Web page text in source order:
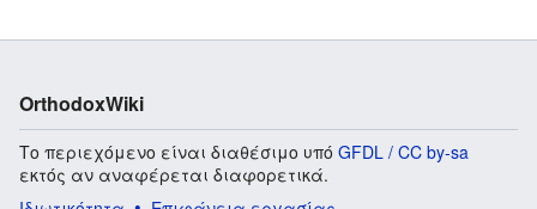
OrthodoxWiki
Το περιεχόμενο είναι διαθέσιμο υπό GFDL / CC by-sa
εκτός αν αναφέρεται διαφορετικά.